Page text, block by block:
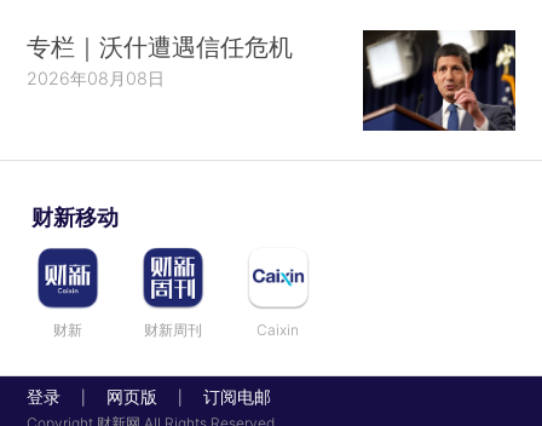
专栏｜沃什遭遇信任危机
2026年08月08日
财新移动
财新 财新周刊 Caixin
登录 网页版 订阅电邮